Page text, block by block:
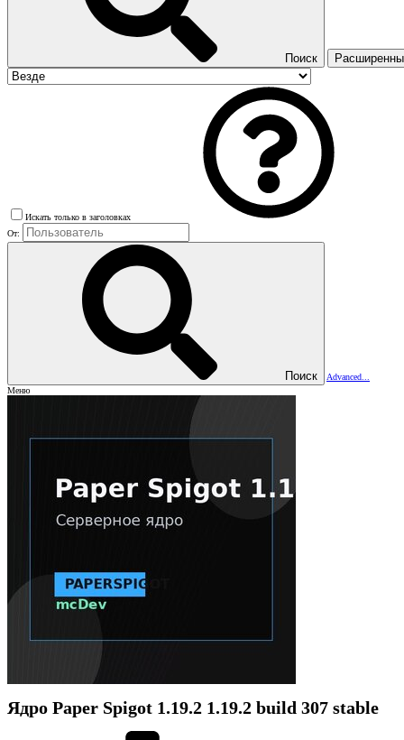
Поиск
Искать только в заголовках
От:
Поиск
Advanced...
Меню
Ядро Paper Spigot 1.19.2 1.19.2 build 307 stable